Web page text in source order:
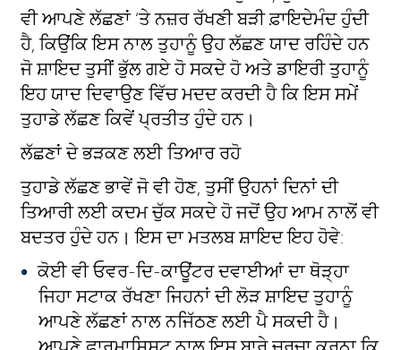
ਵੀ ਆਪਣੇ ਲੱਛਣਾਂ ‘ਤੇ ਨਜ਼ਰ ਰੱਖਣੀ ਬੜੀ ਫ਼ਾਇਦੇਮੰਦ ਹੁੰਦੀ
ਹੈ, ਕਿਉਂਕਿ ਇਸ ਨਾਲ ਤੁਹਾਨੂੰ ਉਹ ਲੱਛਣ ਯਾਦ ਰਹਿੰਦੇ ਹਨ
ਜੋ ਸ਼ਾਇਦ ਤੁਸੀਂ ਭੁੱਲ ਗਏ ਹੋ ਸਕਦੇ ਹੋ ਅਤੇ ਡਾਇਰੀ ਤੁਹਾਨੂੰ
ਇਹ ਯਾਦ ਦਿਵਾਉਣ ਵਿੱਚ ਮਦਦ ਕਰਦੀ ਹੈ ਕਿ ਇਸ ਸਮੇਂ
ਤੁਹਾਡੇ ਲੱਛਣ ਕਿਵੇਂ ਪ੍ਰਤੀਤ ਹੁੰਦੇ ਹਨ।
ਲੱਛਣਾਂ ਦੇ ਭੜਕਣ ਲਈ ਤਿਆਰ ਰਹੋ
ਤੁਹਾਡੇ ਲੱਛਣ ਭਾਵੇਂ ਜੋ ਵੀ ਹੋਣ, ਤੁਸੀਂ ਉਹਨਾਂ ਦਿਨਾਂ ਦੀ
ਤਿਆਰੀ ਲਈ ਕਦਮ ਚੁੱਕ ਸਕਦੇ ਹੋ ਜਦੋਂ ਉਹ ਆਮ ਨਾਲੋਂ ਵੀ
ਬਦਤਰ ਹੁੰਦੇ ਹਨ। ਇਸ ਦਾ ਮਤਲਬ ਸ਼ਾਇਦ ਇਹ ਹੋਵੇ:
ਕੋਈ ਵੀ ਓਵਰ-ਦਿ-ਕਾਊਂਟਰ ਦਵਾਈਆਂ ਦਾ ਥੋੜ੍ਹਾ
ਜਿਹਾ ਸਟਾਕ ਰੱਖਣਾ ਜਿਹਨਾਂ ਦੀ ਲੋੜ ਸ਼ਾਇਦ ਤੁਹਾਨੂੰ
ਆਪਣੇ ਲੱਛਣਾਂ ਨਾਲ ਨਜਿੱਠਣ ਲਈ ਪੈ ਸਕਦੀ ਹੈ।